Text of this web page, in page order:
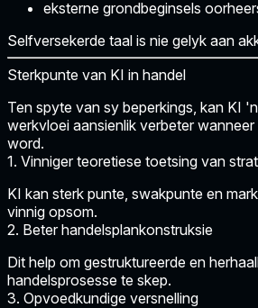
eksterne grondbeginsels
Selfversekerde taal is nie gelyk aan
Sterkpunte van KI in handel
Ten spyte van sy beperkings, kan KI
werkvloei aansienlik verbeter
word.
1. Vinniger teoretiese toetsing van
KI kan sterk punte, swakpunte en
vinnig opsom.
2. Beter handelsplankonstruksie
Dit help om gestruktureerde en
handelsprosesse te skep.
3. Opvoedkundige versnelling